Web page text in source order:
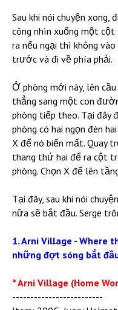
Sau khi nói chuyện xong,
công nhìn xuống một
ra nếu ngại thì không
trước và đi về phía phải.
Ở phòng mới này, lên
thẳng sang một con
phòng tiếp theo. Tại đây
phòng có hai ngọn đèn
X để nó biến mất. Quay
thang thứ hai để ra cột
phòng. Chọn X để lên
Tại đây, sau khi nói
nữa sẽ bắt đầu. Serge
1. Arni Village - Where
những đợt sóng bắt
* Arni Village (Home
-------------------------